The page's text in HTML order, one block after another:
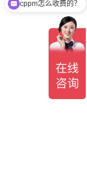
现在有优惠活动吗